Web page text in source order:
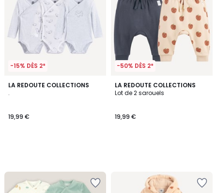
-15% DÈS 2*
LA REDOUTE COLLECTIONS
.
19,99 €
-50% DÈS 2*
LA REDOUTE COLLECTIONS
Lot de 2 sarouels
19,99 €